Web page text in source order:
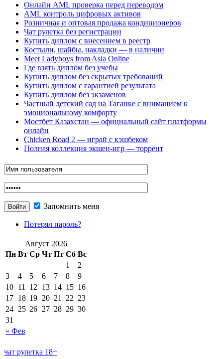
Онлайн AML проверка перед переводом
AML контроль цифровых активов
Розничная и оптовая продажа кондиционеров
Чат рулетка без регистрации
Купить диплом с внесением в реестр
Костыли, шайбы, накладки — в наличии
Meet Ladyboys from Asia Online
Где взять диплом без учебы
Купить диплом без скрытых требований
Купить диплом с гарантией результата
Купить диплом без экзаменов
Частный детский сад на Таганке с вниманием к
эмоциональному комфорту
Мостбет Казахстан — официальный сайт платформы
онлайн
Chicken Road 2 — играй с кэшбеком
Полная коллекция экшен-игр — торрент
Запомнить меня
Потерял пароль?
Август 2026
Пн Вт Ср Чт Пт Сб Вс
« Фев
1
2
3
4 5 6 7 8
9
10 11 12 13 14 15 16
17 18 19 20 21 22 23
24 25 26 27 28 29 30
31
чат рулетка 18+